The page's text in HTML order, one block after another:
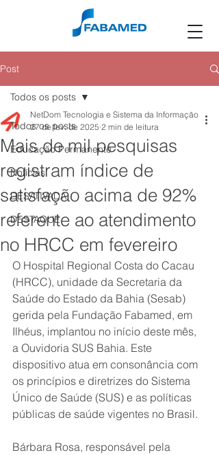
Post
Todos os posts
Educação Permanente
Notícias
DESATIVADA
DESTAQUE
Todos os posts
Mais de mil pesquisas
registram índice de
satisfação acima de 92%
referente ao atendimento
no HRCC em fevereiro
NetDom Tecnologia e Sistema da Informação
27 de fev. de 2025 2 min de leitura
O Hospital Regional Costa do Cacau
(HRCC), unidade da Secretaria da
Saúde do Estado da Bahia (Sesab)
gerida pela Fundação Fabamed, em
Ilhéus, implantou no início deste mês,
a Ouvidoria SUS Bahia. Este
dispositivo atua em consonância com
os princípios e diretrizes do Sistema
Único de Saúde (SUS) e as políticas
públicas de saúde vigentes no Brasil.
Bárbara Rosa, responsável pela